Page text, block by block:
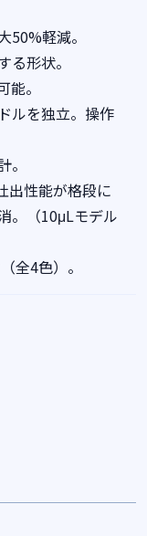
軽減。
形状。
。
ルを独立。操作
出性能が格段に
。（10μLモデル
全4色）。